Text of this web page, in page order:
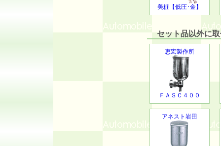
美粧【低圧･金】
セット品以外に取
恵宏製作所
ＦＡＳＣ４００
アネスト岩田